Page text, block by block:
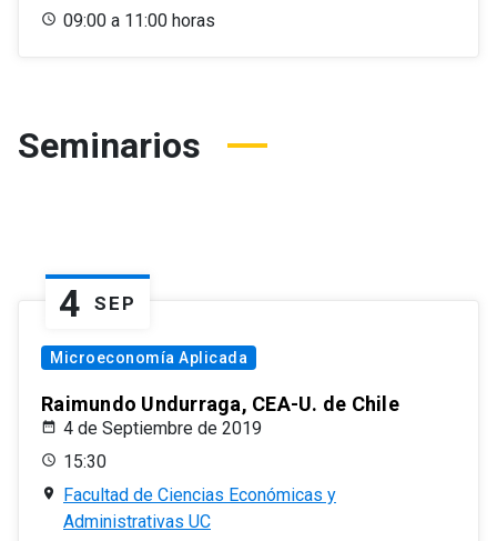
09:00 a 11:00 horas
Seminarios
4 SEP
Microeconomía Aplicada
Raimundo Undurraga, CEA-U. de Chile
4 de Septiembre de 2019
15:30
Facultad de Ciencias Económicas y
Administrativas UC